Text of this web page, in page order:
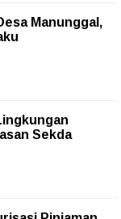
Manunggal,
Sekda